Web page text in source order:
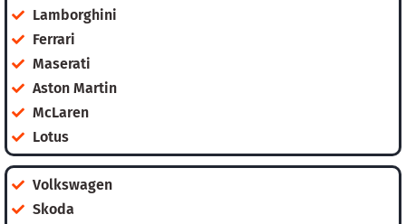
Lamborghini
Ferrari
Maserati
Aston Martin
McLaren
Lotus
Volkswagen
Skoda